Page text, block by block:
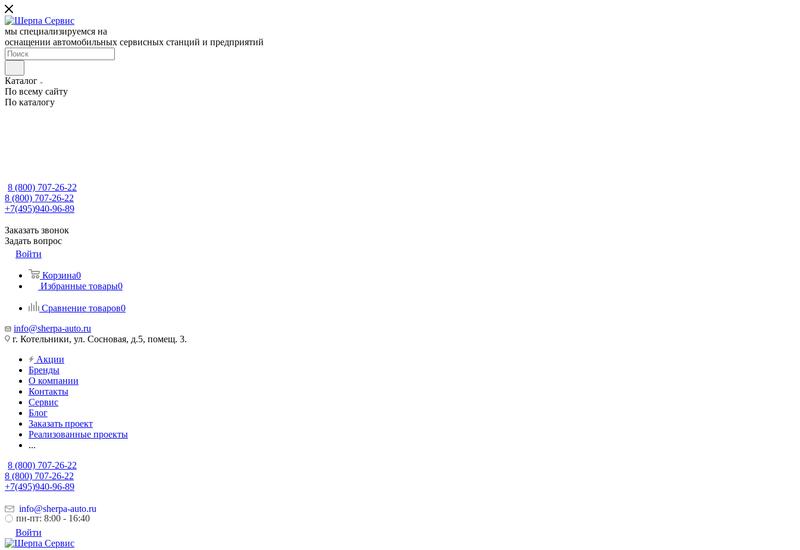
мы специализируемся на
оснащении автомобильных сервисных станций и предприятий
Каталог
По всему сайту
По каталогу
8 (800) 707-26-22
8 (800) 707-26-22
+7(495)940-96-89
Заказать звонок
Задать вопрос
Войти
Корзина0
Избранные товары0
Сравнение товаров0
info@sherpa-auto.ru
г. Котельники, ул. Сосновая, д.5, помещ. 3.
Акции
Бренды
О компании
Контакты
Сервис
Блог
Заказать проект
Реализованные проекты
...
8 (800) 707-26-22
8 (800) 707-26-22
+7(495)940-96-89
info@sherpa-auto.ru
пн-пт: 8:00 - 16:40
Войти